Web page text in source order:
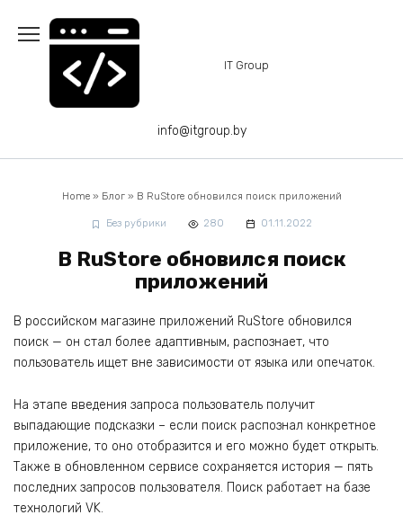
содержанию
IT Group
info@itgroup.by
Home» Блог» В RuStore обновился поиск приложений
Без рубрики 280 01.11.2022
В RuStore обновился поиск
приложений
В российском магазине приложений RuStore обновился
поиск — он стал более адаптивным, распознает, что
пользователь ищет вне зависимости от языка или опечаток.
На этапе введения запроса пользователь получит
выпадающие подсказки – если поиск распознал конкретное
приложение, то оно отобразится и его можно будет открыть.
Также в обновленном сервисе сохраняется история — пять
последних запросов пользователя. Поиск работает на базе
технологий VK.